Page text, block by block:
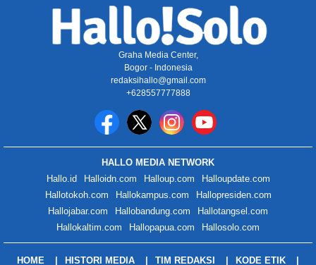
Graha Media Center,
Bogor - Indonesia
redaksihallo@gmail.com
+628557777888
HALLO MEDIA NETWORK
Hallo.id
Halloidn.com Halloup.com
Halloupdate.com
Hallotokoh.com
Hallokampus.com
Hallopresiden.com
Hallojabar.com
Hallobandung.com
Hallotangsel.com
Hallokaltim.com
Hallopapua.com Hallosolo.com
HOME HISTORI MEDIA TIM REDAKSI KODE ETIK